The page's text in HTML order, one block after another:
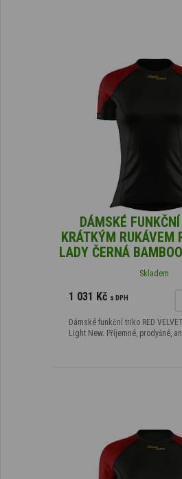
DÁMSKÉ
KRÁTKÝM RUKÁVEM
LADY ČERNÁ
Skladem
1 031 Kč s DPH
Dámské funkční triko RED
Light New. Příjemné, prodyšné,